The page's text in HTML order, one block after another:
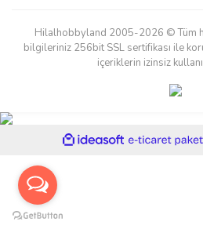
Hilalhobbyland 2005-2026 © Tüm
bilgileriniz 256bit SSL sertifikası ile
içeriklerin izinsiz
ideasoft